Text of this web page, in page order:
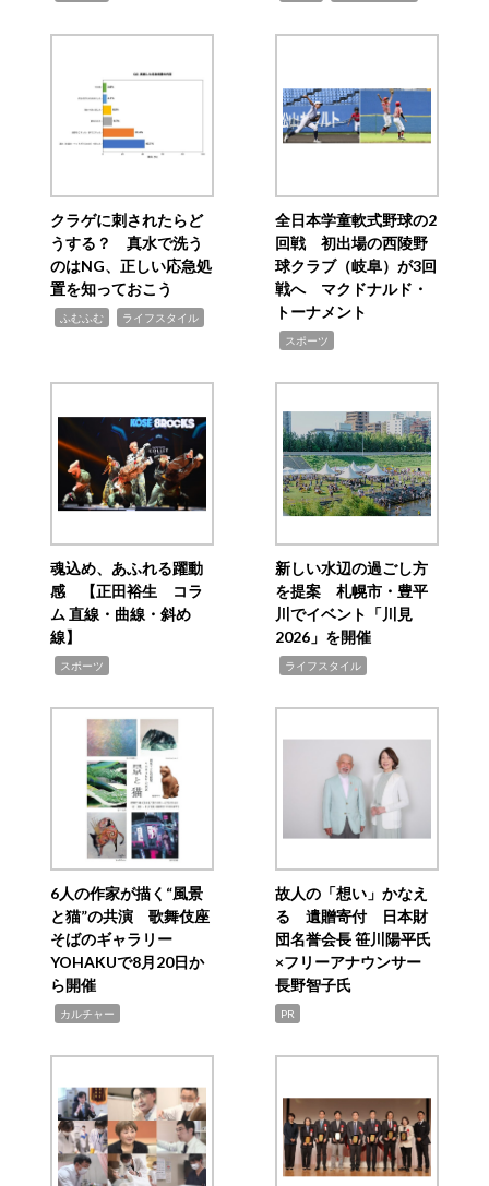
クラゲに刺されたらど
うする？ 真水で洗う
のはNG、正しい応急処
置を知っておこう
ふむふむ ライフスタイル
全日本学童軟式野球の2
回戦 初出場の西陵野
球クラブ（岐阜）が3回
戦へ マクドナルド・
トーナメント
スポーツ
魂込め、あふれる躍動
感 【正田裕生 コラ
ム 直線・曲線・斜め
線】
スポーツ
新しい水辺の過ごし方
を提案 札幌市・豊平
川でイベント「川見
2026」を開催
ライフスタイル
6人の作家が描く“風景
と猫”の共演 歌舞伎座
そばのギャラリー
YOHAKUで8月20日か
ら開催
カルチャー
故人の「想い」かなえ
る 遺贈寄付 日本財
団名誉会長 笹川陽平氏
×フリーアナウンサー
長野智子氏
PR